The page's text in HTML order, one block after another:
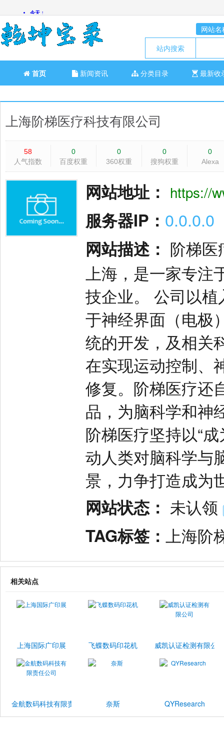
网站名
站内搜索
首页 新闻资讯 分类目录 最新收
上海阶梯医疗科技有限公司
58
人气指数
0
百度权重
0
360权重
0
搜狗权重
0
Alexa
网站地址： https://
服务器IP： 0.0.0.0
网站描述： 阶梯
上海，是一家专
技企业。 公司以
于神经界面（电极
统的开发，及相关
在实现运动控制、
修复。阶梯医疗还
品，为脑科学和神
阶梯医疗坚持以“
动人类对脑科学与
景，力争打造成为
网站状态： 未认领
TAG标签： 上海
相关站点
上海国际广印展 飞蝶数码印花机 威凯认证检测有限公司
金航数码科技有限责任公司 奈斯 QYResearch